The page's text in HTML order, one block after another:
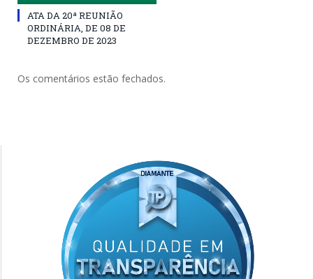
ATA DA 20ª REUNIÃO
ORDINÁRIA, DE 08 DE
DEZEMBRO DE 2023
Os comentários estão fechados.